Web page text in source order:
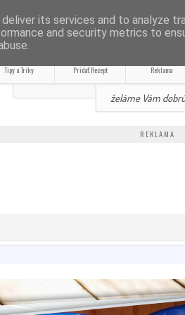
BEZ VÁŽENIA
Tipy a Triky Pridať Recept Reklama
želáme Vám
REKLAMA
its services and to analyze
and security metrics to